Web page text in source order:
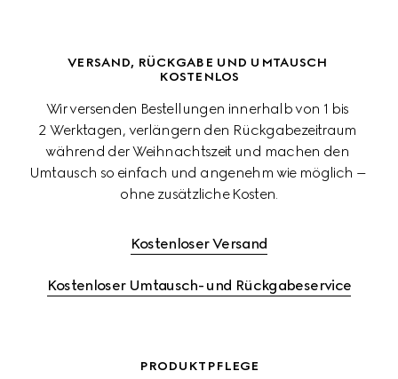
VERSAND, RÜCKGABE UND UMTAUSCH
KOSTENLOS
Wir versenden Bestellungen innerhalb von 1 bis
2 Werktagen, verlängern den Rückgabezeitraum
während der Weihnachtszeit und machen den
Umtausch so einfach und angenehm wie möglich –
ohne zusätzliche Kosten.
Kostenloser Versand
Kostenloser Umtausch- und Rückgabeservice
PRODUKTPFLEGE